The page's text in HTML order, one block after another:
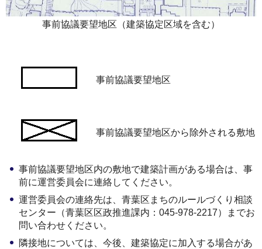
事前協議要望地区（建築協定区域を含む）
事前協議要望地区
事前協議要望地区から除外される敷地
事前協議要望地区内の敷地で建築計画がある場合は、事
前に運営委員会に連絡してください。
運営委員会の連絡先は、青葉区まちのルールづくり相談
センター（青葉区区政推進課内：045-978-2217）までお
問い合わせください。
隣接地については、今後、建築協定に加入する場合があ